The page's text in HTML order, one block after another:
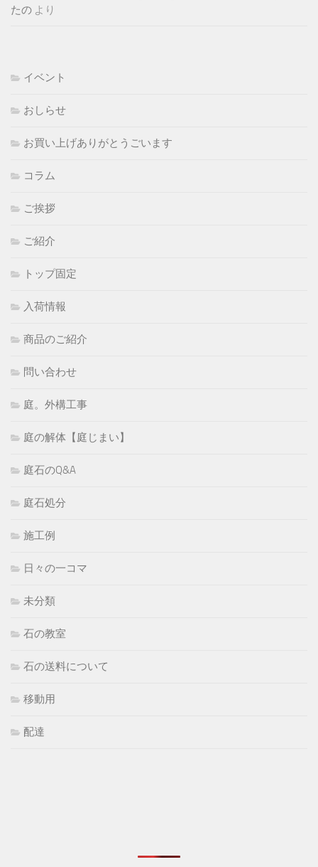
たの より
イベント
おしらせ
お買い上げありがとうごいます
コラム
ご挨拶
ご紹介
トップ固定
入荷情報
商品のご紹介
問い合わせ
庭。外構工事
庭の解体【庭じまい】
庭石のQ&A
庭石処分
施工例
日々の一コマ
未分類
石の教室
石の送料について
移動用
配達